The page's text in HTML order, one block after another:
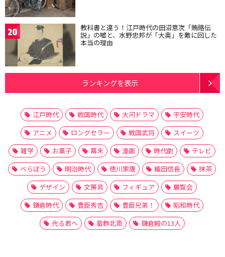
20 教科書と違う！江戸時代の田沼意次「賄賂伝
説」の嘘と、水野忠邦が「大奥」を敵に回した
本当の理由
ランキングを表示
江戸時代 戦国時代 大河ドラマ
平安時代
アニメ
ロングセラー 戦国武将
スイーツ
雑学
お菓子 幕末 漫画 時代劇
テレビ
べらぼう
明治時代 徳川家康 織田信長
抹茶
デザイン
文房具 フィギュア
展覧会
鎌倉時代
豊臣秀吉 豊臣兄弟！
昭和時代
光る君へ
葛飾北斎 鎌倉殿の13人